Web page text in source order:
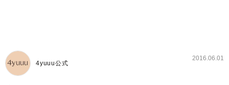
4yuuu公式
2016.06.01